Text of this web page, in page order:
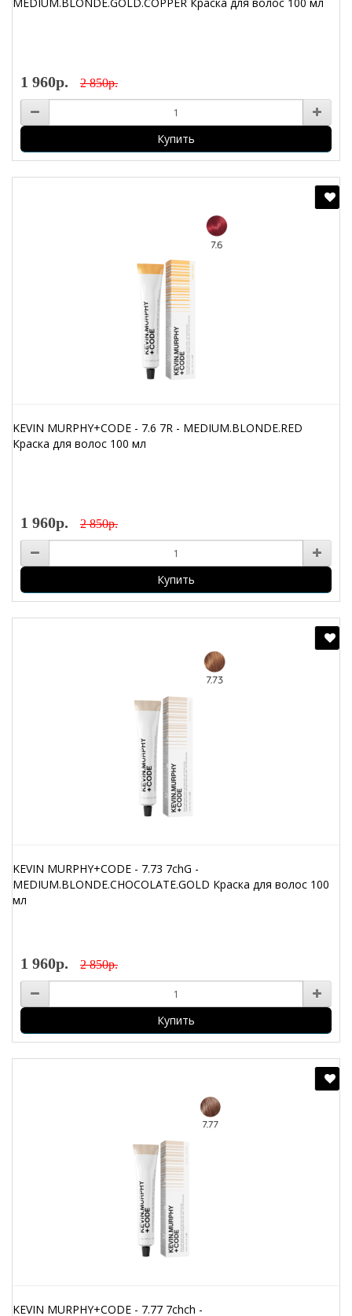
1 960р. 2 850р.
Купить
KEVIN MURPHY+CODE - 7.6 7R - MEDIUM.BLONDE.RED
Краска для волос 100 мл
1 960р. 2 850р.
Купить
KEVIN MURPHY+CODE - 7.73 7chG -
MEDIUM.BLONDE.CHOCOLATE.GOLD Краска для волос 100
мл
1 960р. 2 850р.
Купить
KEVIN MURPHY+CODE - 7.77 7chch -